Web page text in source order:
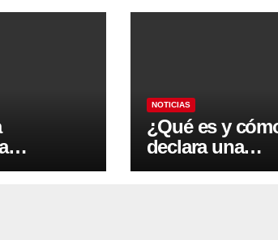
aumentar el acceso a Internet de alta